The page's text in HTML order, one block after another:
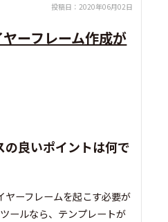
投稿日： 2020年06月02日
ーフレーム作成が
の良いポイントは何で
ヤーフレームを起こす必要が
ールなら、テンプレートが